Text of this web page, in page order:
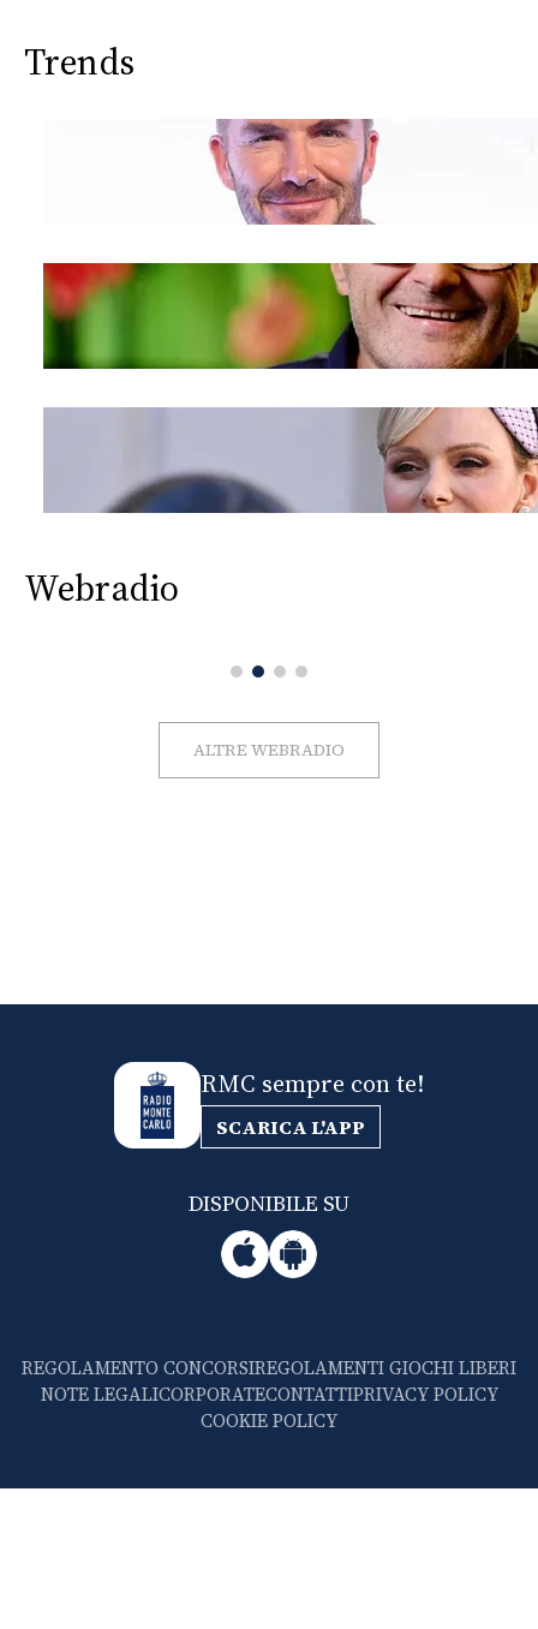
Trends
Webradio
ALTRE WEBRADIO
RMC sempre con te!
SCARICA L'APP
DISPONIBILE SU
REGOLAMENTO CONCORSIREGOLAMENTI GIOCHI LIBERI
NOTE LEGALICORPORATECONTATTIPRIVACY POLICY
COOKIE POLICY